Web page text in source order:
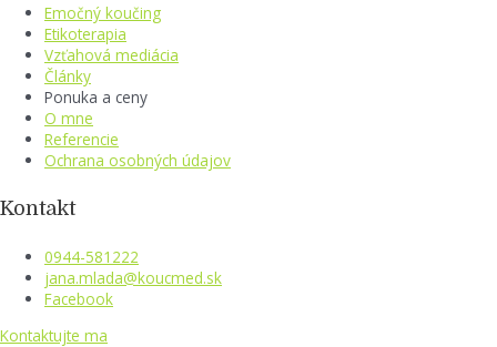
Emočný koučing
Etikoterapia
Vzťahová mediácia
Články
Ponuka a ceny
O mne
Referencie
Ochrana osobných údajov
Kontakt
0944-581222
jana.mlada@koucmed.sk
Facebook
Kontaktujte ma